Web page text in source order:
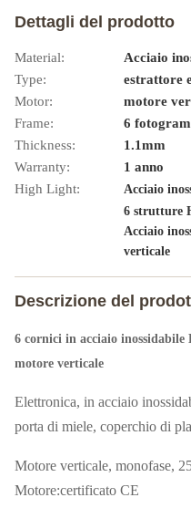
Dettagli del prodotto
Material:
Acciaio
Type:
estrattore
Motor:
motore
Frame:
6
Thickness:
1.1mm
Warranty:
1 anno
High Light:
Acciaio
6 strutture
Acciaio
verticale
Descrizione del
6 cornici in acciaio
motore verticale
Elettronica, in acciaio
porta di miele, coperchio di
Motore verticale, monofase,
Motore:certificato CE